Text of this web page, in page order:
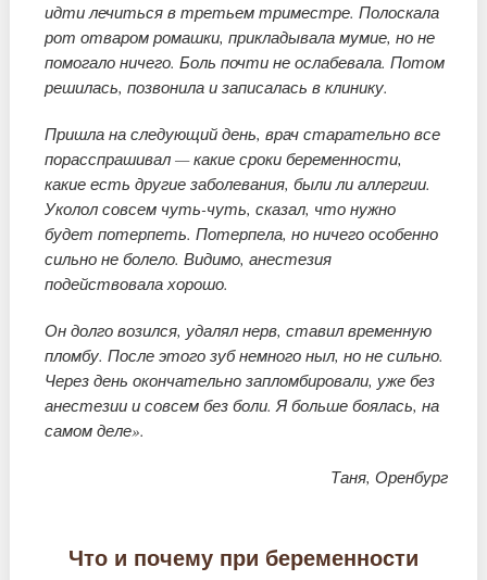
идти лечиться в третьем триместре. Полоскала
рот отваром ромашки, прикладывала мумие, но не
помогало ничего. Боль почти не ослабевала. Потом
решилась, позвонила и записалась в клинику.
Пришла на следующий день, врач старательно все
порасспрашивал — какие сроки беременности,
какие есть другие заболевания, были ли аллергии.
Уколол совсем чуть-чуть, сказал, что нужно
будет потерпеть. Потерпела, но ничего особенно
сильно не болело. Видимо, анестезия
подействовала хорошо.
Он долго возился, удалял нерв, ставил временную
пломбу. После этого зуб немного ныл, но не сильно.
Через день окончательно запломбировали, уже без
анестезии и совсем без боли. Я больше боялась, на
самом деле».
Таня, Оренбург
Что и почему при беременности